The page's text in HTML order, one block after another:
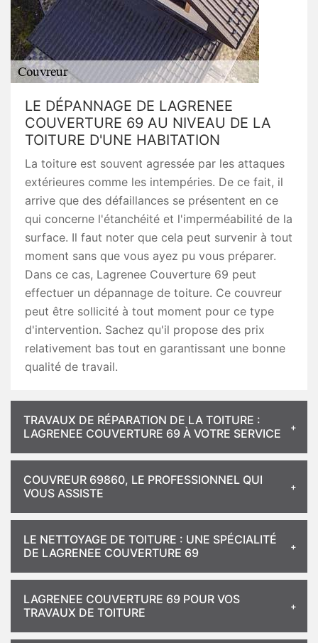
LE DÉPANNAGE DE LAGRENEE
COUVERTURE 69 AU NIVEAU DE LA
TOITURE D'UNE HABITATION
La toiture est souvent agressée par les attaques
extérieures comme les intempéries. De ce fait, il
arrive que des défaillances se présentent en ce
qui concerne l'étanchéité et l'imperméabilité de la
surface. Il faut noter que cela peut survenir à tout
moment sans que vous ayez pu vous préparer.
Dans ce cas, Lagrenee Couverture 69 peut
effectuer un dépannage de toiture. Ce couvreur
peut être sollicité à tout moment pour ce type
d'intervention. Sachez qu'il propose des prix
relativement bas tout en garantissant une bonne
qualité de travail.
TRAVAUX DE RÉPARATION DE LA TOITURE :
LAGRENEE COUVERTURE 69 À VOTRE SERVICE
COUVREUR 69860, LE PROFESSIONNEL QUI
VOUS ASSISTE
LE NETTOYAGE DE TOITURE : UNE SPÉCIALITÉ
DE LAGRENEE COUVERTURE 69
LAGRENEE COUVERTURE 69 POUR VOS
TRAVAUX DE TOITURE